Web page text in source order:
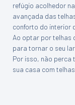
refúgio acolhedor
avançada das
conforto do interior
Ao optar por telhas
para tornar o seu
Por isso, não perca
sua casa com